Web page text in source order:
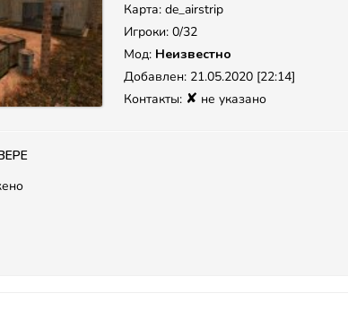
Карта: de_airstrip
Игроки: 0/32
Мод: Неизвестно
Добавлен: 21.05.2020 [22:14]
Контакты: ✘ не указано